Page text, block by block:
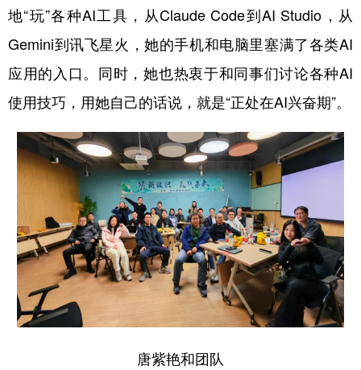
多语种频道
English Español Français عربى
Русский язык 日本語 한국어
Deutsch Português
地“玩”各种AI工具，从Claude Code到AI Studio，从
Gemini到讯飞星火，她的手机和电脑里塞满了各类AI
应用的入口。同时，她也热衷于和同事们讨论各种AI
使用技巧，用她自己的话说，就是“正处在AI兴奋期”。
唐紫艳和团队